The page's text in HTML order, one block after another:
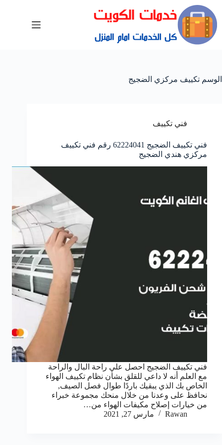
الوسم تكييف مركزي الضجيج
فني تكييف
فني تكييف الضجيج 62224041 رقم فني تكييف
مركزي هندي الضجيج
فني تكييف الضجيج احصل على راحة البال والراحة
مع العلم أنه لا داعي للقلق بشأن نظام تكييف الهواء
الخاص بك الذي يبقيك باردًا طوال فصل الصيف,
نحافظ على وعدنا من خلال منحك مجموعة خبراء
من خيارات إصلاح مكيفات الهواء من…
Rawan
مارس 27, 2021